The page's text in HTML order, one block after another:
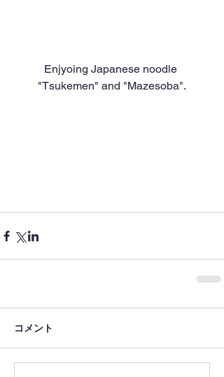
Enjyoing Japanese noodle
"Tsukemen" and "Mazesoba".
コメント